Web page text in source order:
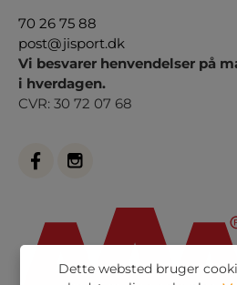
70 26 75 88
post@jisport.dk
Vi besvarer henvendelser på
i hverdagen.
CVR: 30 72 07 68
Dette websted bruger